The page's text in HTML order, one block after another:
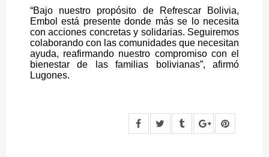
“Bajo nuestro propósito de Refrescar Bolivia,
Embol está presente donde más se lo necesita
con acciones concretas y solidarias. Seguiremos
colaborando con las comunidades que necesitan
ayuda, reafirmando nuestro compromiso con el
bienestar de las familias bolivianas”, afirmó
Lugones.